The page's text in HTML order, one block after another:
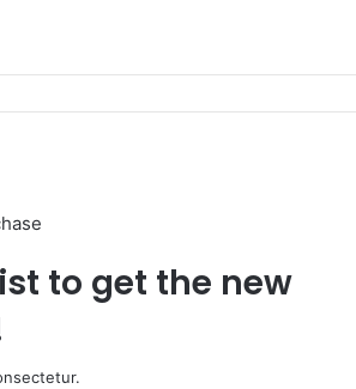
to get the new